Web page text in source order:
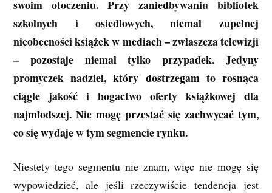
swoim otoczeniu. Przy zaniedbywaniu bibliotek
szkolnych i osiedlowych, niemal zupełnej
nieobecności książek w mediach – zwłaszcza telewizji
– pozostaje niemal tylko przypadek. Jedyny
promyczek nadziei, który dostrzegam to rosnąca
ciągle jakość i bogactwo oferty książkowej dla
najmłodszej. Nie mogę przestać się zachwycać tym,
co się wydaje w tym segmencie rynku.
Niestety tego segmentu nie znam, więc nie mogę się
wypowiedzieć, ale jeśli rzeczywiście tendencja jest